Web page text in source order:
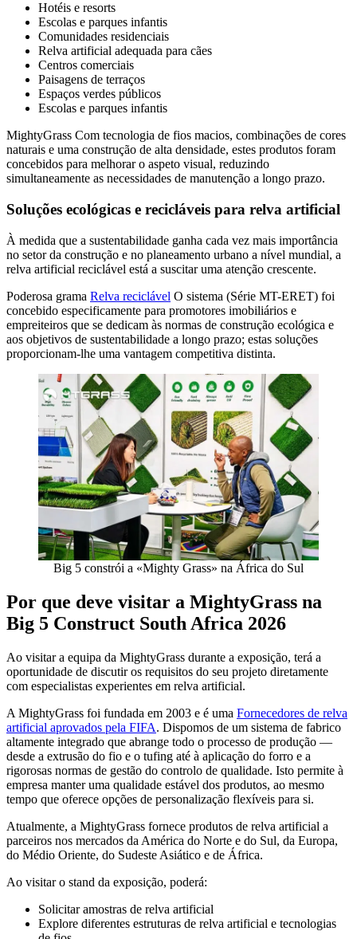
Hotéis e resorts
Escolas e parques infantis
Comunidades residenciais
Relva artificial adequada para cães
Centros comerciais
Paisagens de terraços
Espaços verdes públicos
Escolas e parques infantis
MightyGrass Com tecnologia de fios macios, combinações de cores
naturais e uma construção de alta densidade, estes produtos foram
concebidos para melhorar o aspeto visual, reduzindo
simultaneamente as necessidades de manutenção a longo prazo.
Soluções ecológicas e recicláveis para relva artificial
À medida que a sustentabilidade ganha cada vez mais importância
no setor da construção e no planeamento urbano a nível mundial, a
relva artificial reciclável está a suscitar uma atenção crescente.
Poderosa grama Relva reciclável O sistema (Série MT-ERET) foi
concebido especificamente para promotores imobiliários e
empreiteiros que se dedicam às normas de construção ecológica e
aos objetivos de sustentabilidade a longo prazo; estas soluções
proporcionam-lhe uma vantagem competitiva distinta.
Big 5 constrói a «Mighty Grass» na África do Sul
Por que deve visitar a MightyGrass na
Big 5 Construct South Africa 2026
Ao visitar a equipa da MightyGrass durante a exposição, terá a
oportunidade de discutir os requisitos do seu projeto diretamente
com especialistas experientes em relva artificial.
A MightyGrass foi fundada em 2003 e é uma Fornecedores de relva
artificial aprovados pela FIFA. Dispomos de um sistema de fabrico
altamente integrado que abrange todo o processo de produção —
desde a extrusão do fio e o tufing até à aplicação do forro e a
rigorosas normas de gestão do controlo de qualidade. Isto permite à
empresa manter uma qualidade estável dos produtos, ao mesmo
tempo que oferece opções de personalização flexíveis para si.
Atualmente, a MightyGrass fornece produtos de relva artificial a
parceiros nos mercados da América do Norte e do Sul, da Europa,
do Médio Oriente, do Sudeste Asiático e de África.
Ao visitar o stand da exposição, poderá:
Solicitar amostras de relva artificial
Explore diferentes estruturas de relva artificial e tecnologias